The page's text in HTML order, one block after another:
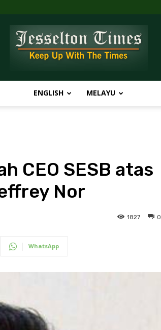
Times
ENGLISH MELAYU
CEO SESB atas
Nor
0
1827
WhatsApp